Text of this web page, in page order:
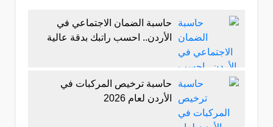
حاسبة الضمان الاجتماعي في
الأردن.. احسب راتبك بدقة عالية
حاسبة ترخيص المركبات في
الأردن لعام 2026